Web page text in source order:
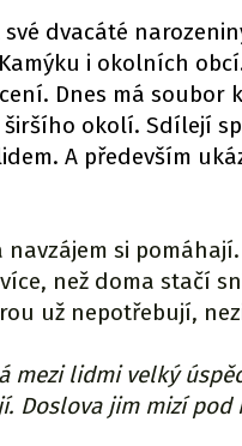
dvacáté
i okolních
Dnes má
okolí. Sdílejí
A především
si
než doma stačí
už nepotřebují,
mezi lidmi velký
Doslova jim mizí